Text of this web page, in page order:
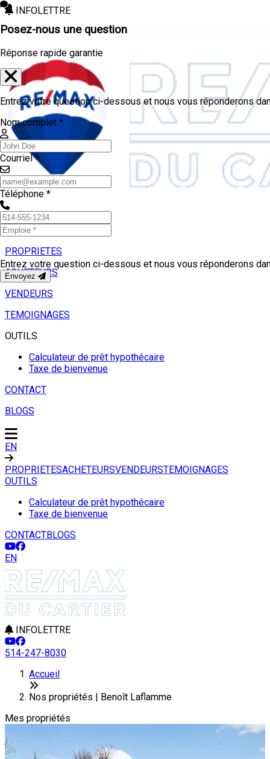
INFOLETTRE
PROPRIETES
ACHETEURS
VENDEURS
TEMOIGNAGES
OUTILS
Calculateur de prêt hypothécaire
Taxe de bienvenue
CONTACT
BLOGS
EN
PROPRIETESACHETEURSVENDEURSTEMOIGNAGES
OUTILS
Calculateur de prêt hypothécaire
Taxe de bienvenue
CONTACTBLOGS
EN
INFOLETTRE
514-247-8030
+
−
Accueil
Nos propriétés | Benoît Laflamme
Mes propriétés
Posez-nous une question
Réponse rapide garantie
Entrez votre question ci-dessous et nous vous réponderons
Nom complet *
Courriel *
Téléphone *
Entrez votre question ci-dessous et nous vous réponderons
Envoyez